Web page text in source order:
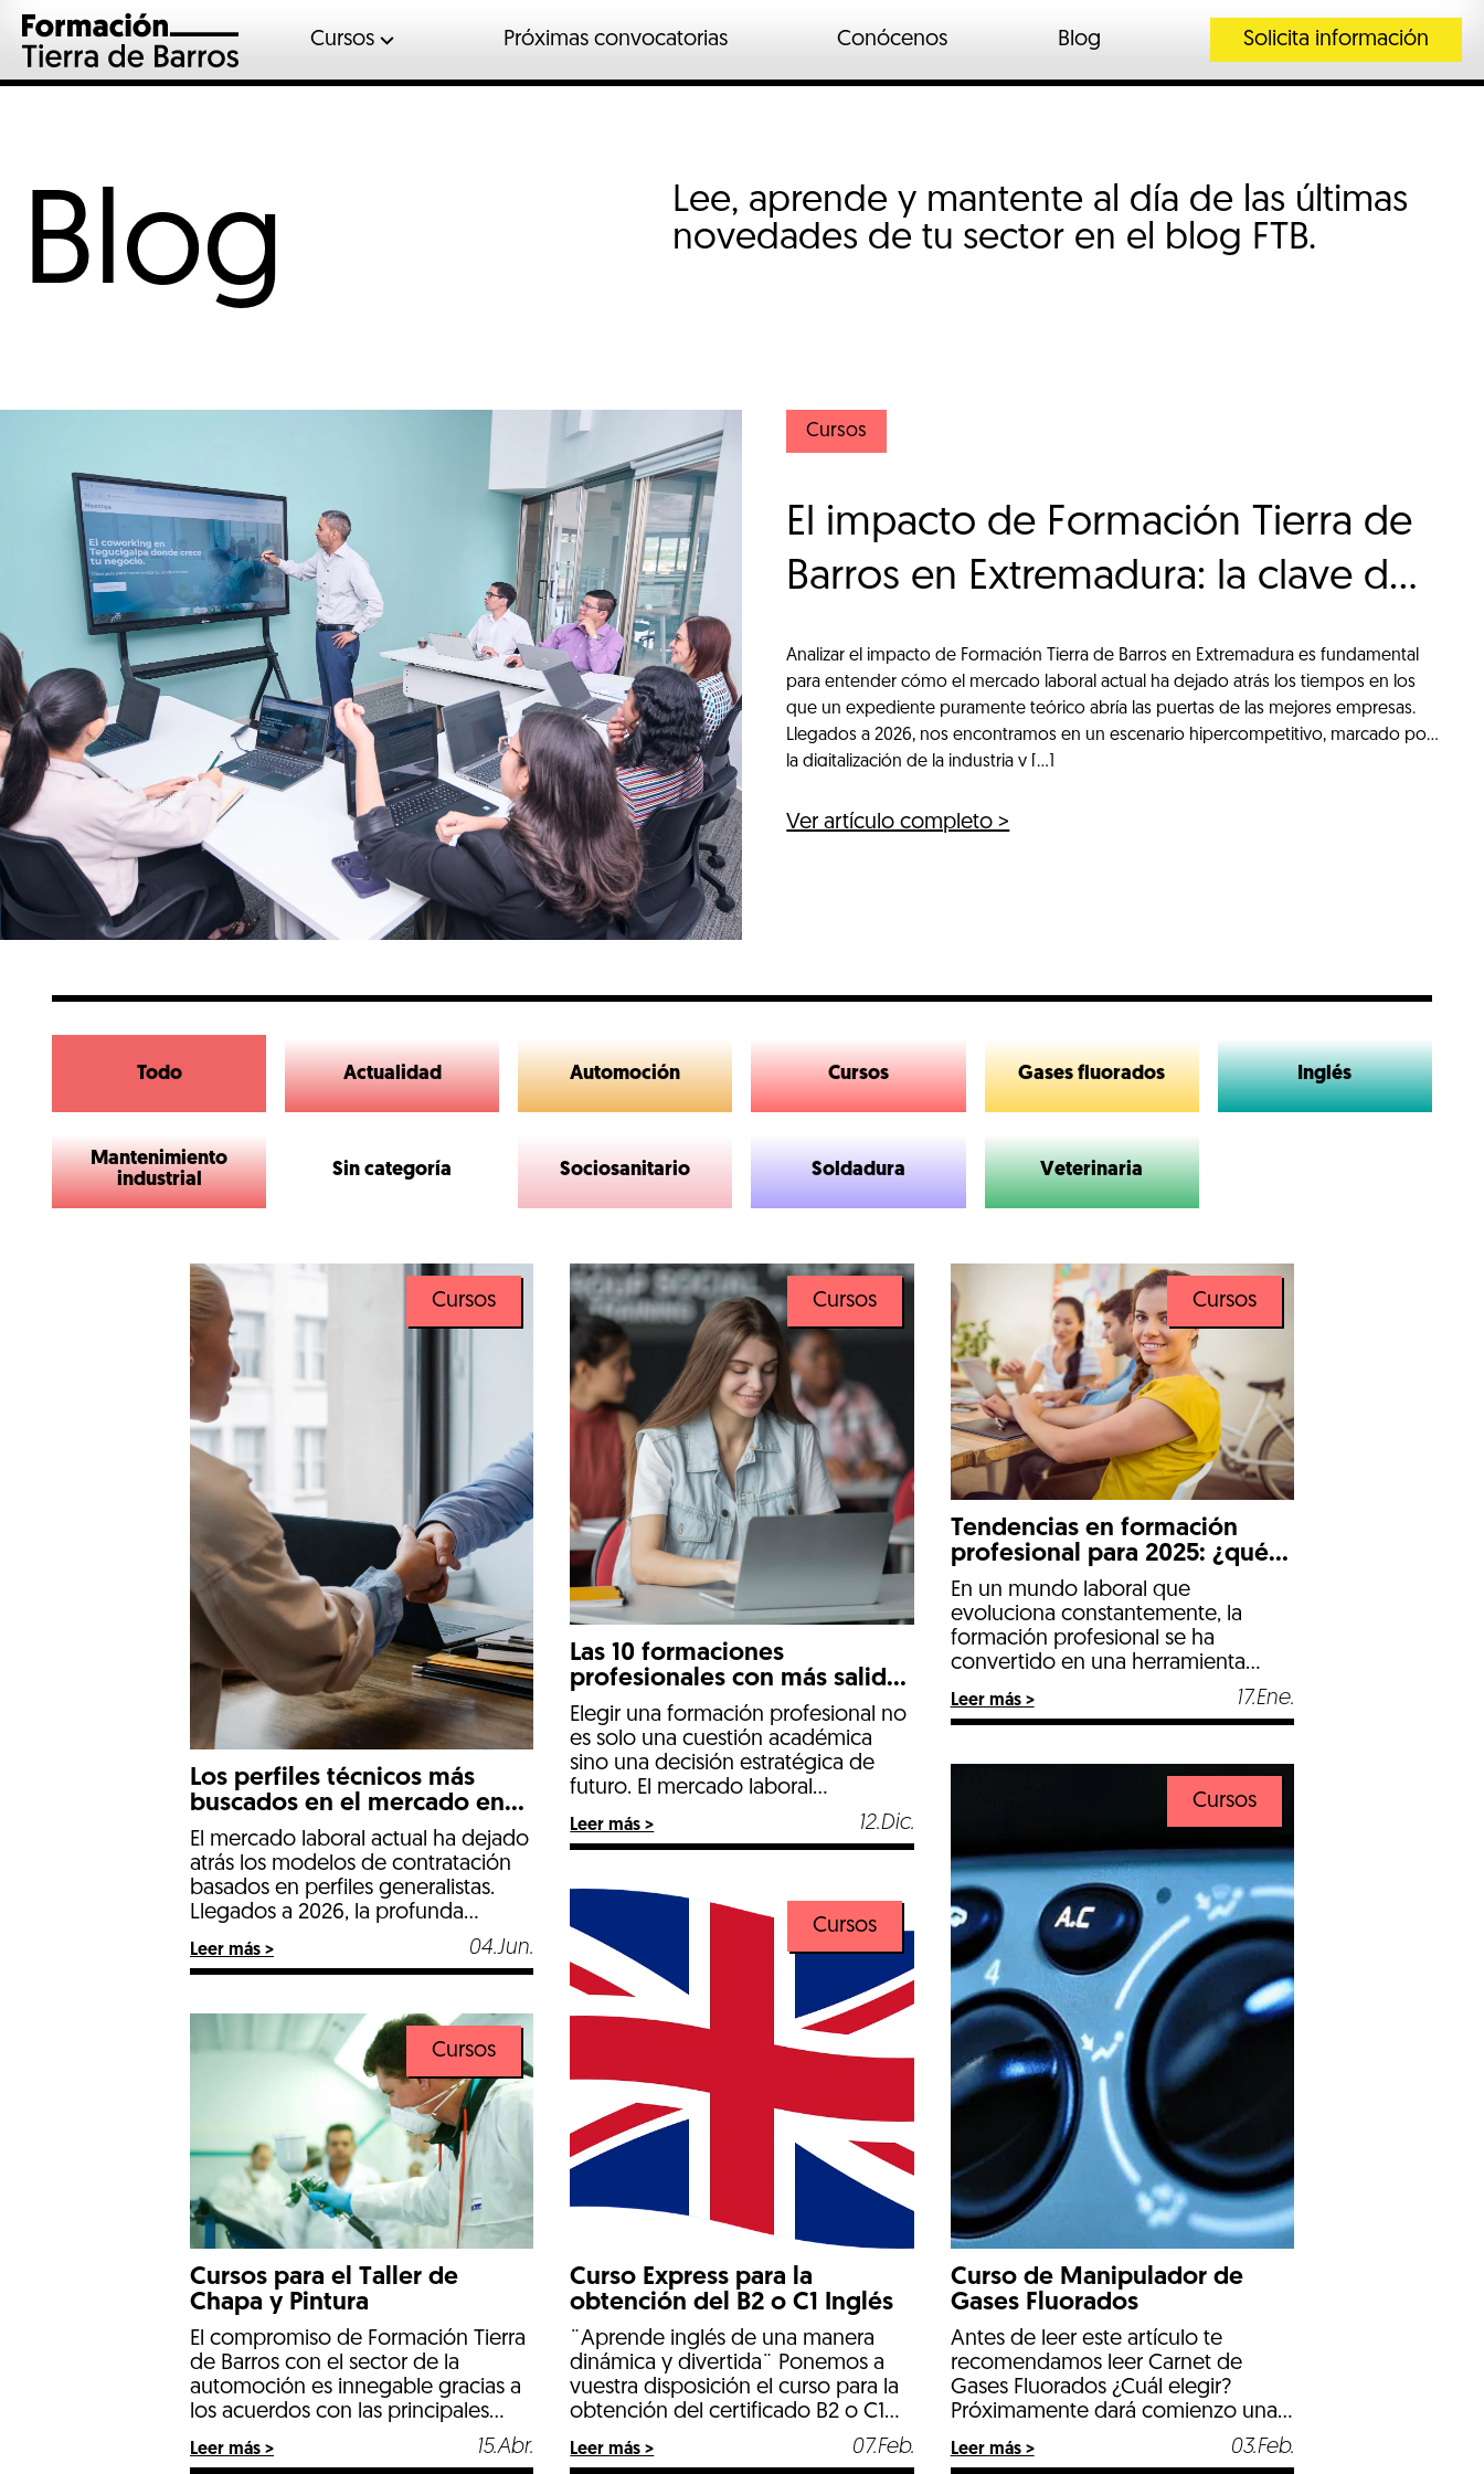
Cursos Próximas convocatorias Conócenos Blog Solicita información
Blog
Lee, aprende y mantente al día de las últimas
novedades de tu sector en el blog FTB.
Cursos
El impacto de Formación Tierra de
Barros en Extremadura: la clave de
Analizar el impacto de Formación Tierra de Barros en Extremadura es fundamental
para entender cómo el mercado laboral actual ha dejado atrás los tiempos en los
que un expediente puramente teórico abría las puertas de las mejores empresas.
Llegados a 2026, nos encontramos en un escenario hipercompetitivo, marcado por
la digitalización de la industria y […]
Ver artículo completo >
Todo Actualidad Automoción Cursos Gases fluorados Inglés
Mantenimiento
industrial
Sin categoría Sociosanitario Soldadura Veterinaria
Cursos
Los perfiles técnicos más
buscados en el mercado en
2026
El mercado laboral actual ha dejado
atrás los modelos de contratación
basados en perfiles generalistas.
Llegados a 2026, la profunda
transformación industrial, el
endurecimiento de las normativas
de un relevo generacional en
oficios clave han reconfigurado las
prioridades de los departamentos
de Recursos Humanos. Hoy en día,
las empresas no buscan […]
Leer más > 04.Jun.
Cursos
Las 10 formaciones
profesionales con más salidas
en 2026
Elegir una formación profesional no
es solo una cuestión académica
sino una decisión estratégica de
futuro. El mercado laboral
evoluciona a gran velocidad y, de
cara a 2026, las empresas
técnicos, especializados y
preparados para incorporarse
cuanto antes con las mejores
condiciones. Desde Formación
Tierra de Barros analizamos cuáles
Leer más > 12.Dic.
Cursos
Tendencias en formación
profesional para 2025: ¿qué
cursos serán más
demandados?
En un mundo laboral que
evoluciona constantemente, la
formación profesional se ha
convertido en una herramienta
esencial para prepararse y hacer
frente a los desafíos del mercado.
una fuerte demanda en sectores
sostenibilidad, el bienestar, la
industria y el cuidado de animales.
En Formación Tierra de […]
Leer más > 17.Ene.
Cursos
Cursos para el Taller de
Chapa y Pintura
El compromiso de Formación Tierra
de Barros con el sector de la
automoción es innegable gracias a
los acuerdos con las principales
empresas del sector como es AD
Grupo Felipe Pariente y a las nuevas
Leer más > 15.Abr.
Cursos
Curso Express para la
obtención del B2 o C1 Inglés
¨Aprende inglés de una manera
dinámica y divertida¨ Ponemos a
vuestra disposición el curso para la
obtención del certificado B2 o C1
emitido a través de organismos
oficiales (Cambridge). I Curso
Leer más > 07.Feb.
Cursos
Curso de Manipulador de
Gases Fluorados
Antes de leer este artículo te
recomendamos leer Carnet de
Gases Fluorados ¿Cuál elegir?
Próximamente dará comienzo una
nueva edición del curso de
Manipulador de Gases Fluorados.
Leer más > 03.Feb.